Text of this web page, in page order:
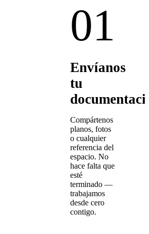
01
Envíanos
tu
Compártenos
planos, fotos
o cualquier
referencia del
espacio. No
hace falta que
esté
terminado —
trabajamos
desde cero
contigo.